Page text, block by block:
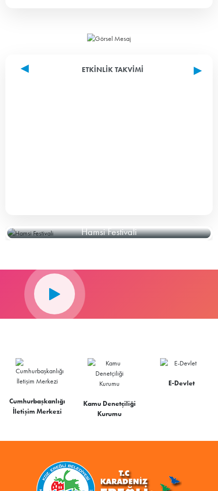
ETKINLIK TAKVIMI
Hamsi Festivali
Cumhurbaşkanlığı
İletişim Merkezi
Kamu Denetçiliği
Kurumu
E-Devlet